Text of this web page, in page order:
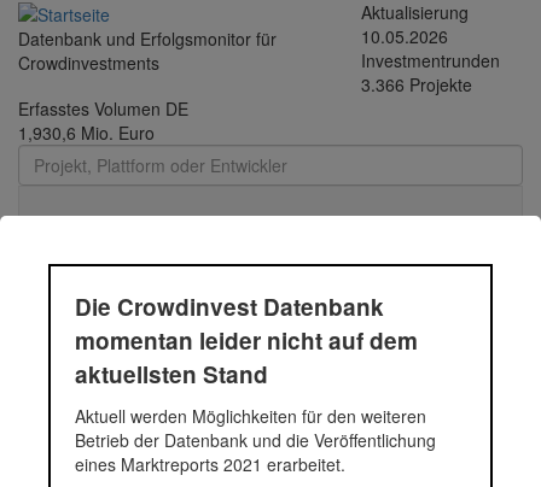
Direkt
zum
Inhalt
Datenbank und Erfolgsmonitor für
Crowdinvestments
Aktualisierung
10.05.2026
Investmentrunden
3.366 Projekte
Erfasstes Volumen DE
1,930,6 Mio. Euro
Toggle
Posted Planet
digitale Zeitung
Fundingsumme
Finanziert in
2012
Segment
Unternehmen
Anlagestatus
Zurückgezahlt
Die Crowdinvest Datenbank
momentan leider nicht auf dem
aktuellsten Stand
Aktuell werden Möglichkeiten für den weiteren
Betrieb der Datenbank und die Veröffentlichung
eines Marktreports 2021 erarbeitet.